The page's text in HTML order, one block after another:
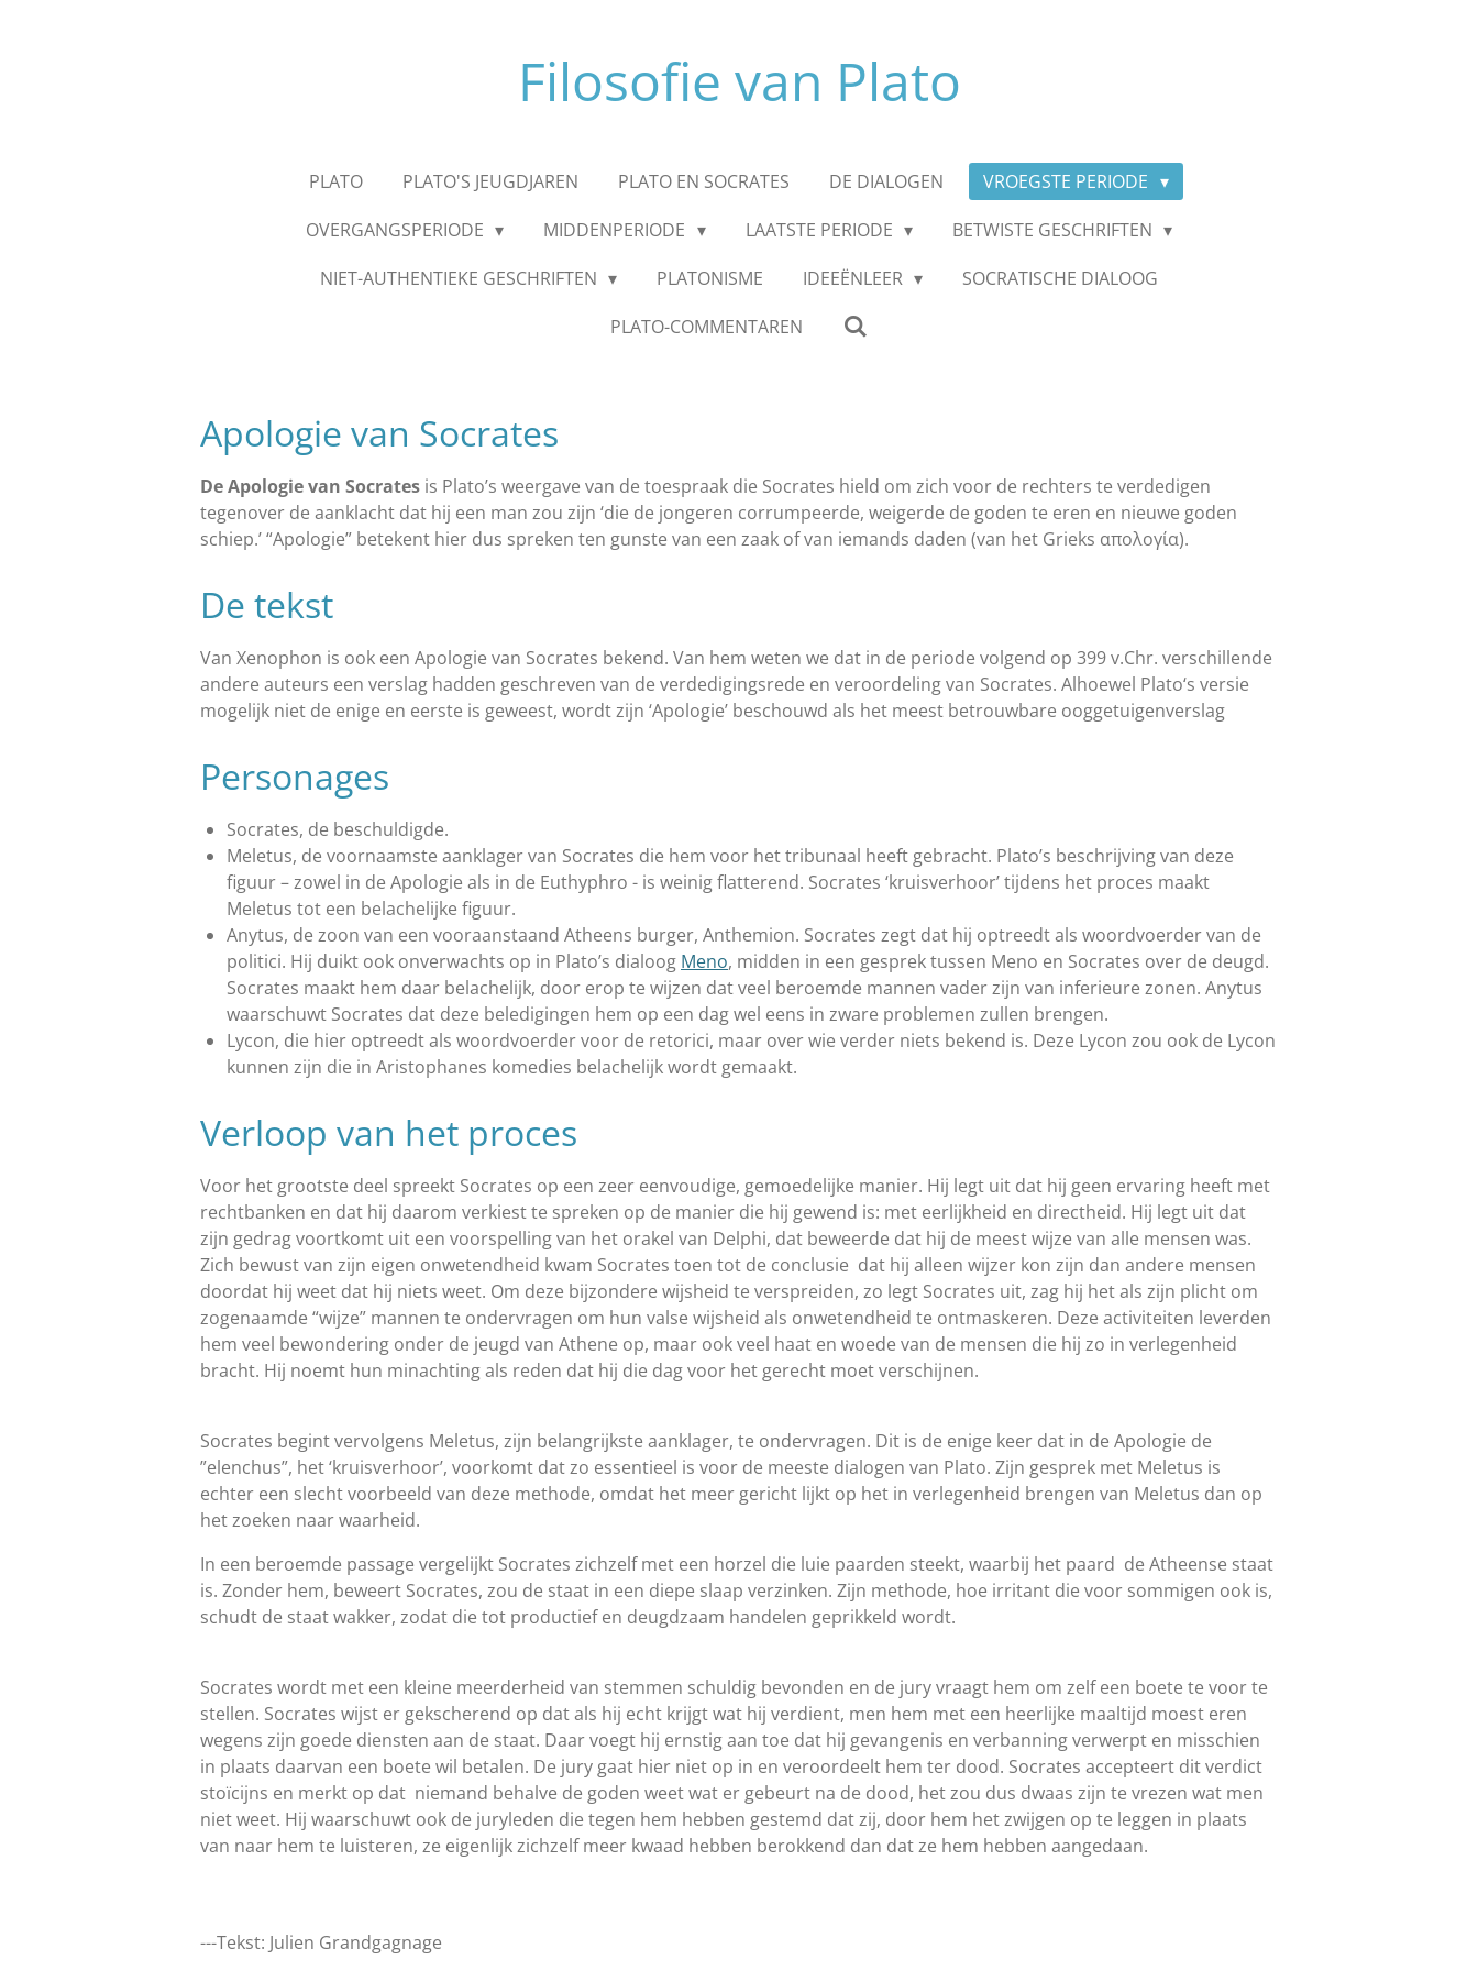
Filosofie van Plato
PLATO PLATO'S JEUGDJAREN PLATO EN SOCRATES DE DIALOGEN
VROEGSTE PERIODE
OVERGANGSPERIODE
MIDDENPERIODE LAATSTE PERIODE
BETWISTE GESCHRIFTEN
NIET-AUTHENTIEKE GESCHRIFTEN
PLATONISME IDEEËNLEER
SOCRATISCHE DIALOOG
PLATO-COMMENTAREN
Apologie van Socrates
De Apologie van Socrates is Plato’s weergave van de toespraak die Socrates hield om zich voor de rechters te verdedigen
tegenover de aanklacht dat hij een man zou zijn ‘die de jongeren corrumpeerde, weigerde de goden te eren en nieuwe goden
schiep.’ “Apologie” betekent hier dus spreken ten gunste van een zaak of van iemands daden (van het Grieks απολογία).
De tekst
Van Xenophon is ook een Apologie van Socrates bekend. Van hem weten we dat in de periode volgend op 399 v.Chr. verschillende
andere auteurs een verslag hadden geschreven van de verdedigingsrede en veroordeling van Socrates. Alhoewel Plato‘s versie
mogelijk niet de enige en eerste is geweest, wordt zijn ‘Apologie’ beschouwd als het meest betrouwbare ooggetuigenverslag
Personages
Socrates, de beschuldigde.
Meletus, de voornaamste aanklager van Socrates die hem voor het tribunaal heeft gebracht. Plato’s beschrijving van deze
figuur – zowel in de Apologie als in de Euthyphro - is weinig flatterend. Socrates ‘kruisverhoor’ tijdens het proces maakt
Meletus tot een belachelijke figuur.
Anytus, de zoon van een vooraanstaand Atheens burger, Anthemion. Socrates zegt dat hij optreedt als woordvoerder van de
politici. Hij duikt ook onverwachts op in Plato’s dialoog Meno, midden in een gesprek tussen Meno en Socrates over de deugd.
Socrates maakt hem daar belachelijk, door erop te wijzen dat veel beroemde mannen vader zijn van inferieure zonen. Anytus
waarschuwt Socrates dat deze beledigingen hem op een dag wel eens in zware problemen zullen brengen.
Lycon, die hier optreedt als woordvoerder voor de retorici, maar over wie verder niets bekend is. Deze Lycon zou ook de Lycon
kunnen zijn die in Aristophanes komedies belachelijk wordt gemaakt.
Verloop van het proces
Voor het grootste deel spreekt Socrates op een zeer eenvoudige, gemoedelijke manier. Hij legt uit dat hij geen ervaring heeft met
rechtbanken en dat hij daarom verkiest te spreken op de manier die hij gewend is: met eerlijkheid en directheid. Hij legt uit dat
zijn gedrag voortkomt uit een voorspelling van het orakel van Delphi, dat beweerde dat hij de meest wijze van alle mensen was.
Zich bewust van zijn eigen onwetendheid kwam Socrates toen tot de conclusie dat hij alleen wijzer kon zijn dan andere mensen
doordat hij weet dat hij niets weet. Om deze bijzondere wijsheid te verspreiden, zo legt Socrates uit, zag hij het als zijn plicht om
zogenaamde “wijze” mannen te ondervragen om hun valse wijsheid als onwetendheid te ontmaskeren. Deze activiteiten leverden
hem veel bewondering onder de jeugd van Athene op, maar ook veel haat en woede van de mensen die hij zo in verlegenheid
bracht. Hij noemt hun minachting als reden dat hij die dag voor het gerecht moet verschijnen.
Socrates begint vervolgens Meletus, zijn belangrijkste aanklager, te ondervragen. Dit is de enige keer dat in de Apologie de
”elenchus”, het ‘kruisverhoor’, voorkomt dat zo essentieel is voor de meeste dialogen van Plato. Zijn gesprek met Meletus is
echter een slecht voorbeeld van deze methode, omdat het meer gericht lijkt op het in verlegenheid brengen van Meletus dan op
het zoeken naar waarheid.
In een beroemde passage vergelijkt Socrates zichzelf met een horzel die luie paarden steekt, waarbij het paard de Atheense staat
is. Zonder hem, beweert Socrates, zou de staat in een diepe slaap verzinken. Zijn methode, hoe irritant die voor sommigen ook is,
schudt de staat wakker, zodat die tot productief en deugdzaam handelen geprikkeld wordt.
Socrates wordt met een kleine meerderheid van stemmen schuldig bevonden en de jury vraagt hem om zelf een ​​boete te voor te
stellen. Socrates wijst er gekscherend op dat als hij echt krijgt wat hij verdient, men hem met een heerlijke maaltijd moest eren
wegens zijn goede diensten aan de staat. Daar voegt hij ernstig aan toe dat hij gevangenis en verbanning verwerpt en misschien
in plaats daarvan een boete wil betalen. De jury gaat hier niet op in en veroordeelt hem ter dood. Socrates accepteert dit verdict
stoïcijns en merkt op dat niemand behalve de goden weet wat er gebeurt na de dood, het zou dus dwaas zijn te vrezen wat men
niet weet. Hij waarschuwt ook de juryleden die tegen hem hebben gestemd dat zij, door hem het zwijgen op te leggen in plaats
van naar hem te luisteren, ze eigenlijk zichzelf meer kwaad hebben berokkend dan dat ze hem hebben aangedaan.
---Tekst: Julien Grandgagnage